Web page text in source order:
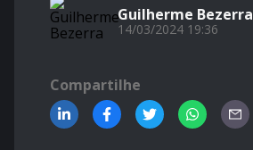
Guilherme Bezerra
14/03/2024 19:36
Compartilhe